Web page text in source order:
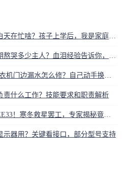
住家教师白天在忙啥？孩子上学后，我是家庭运营官
LG滚筒洗衣机门边漏水怎么修？自己动手换密封圈教程视频
责什么工作？技能要求和职责解析
冰箱突现EE33！寒冬救星罢工，专家揭秘竟是无解故障？
示器用？关键看接口，部分型号支持